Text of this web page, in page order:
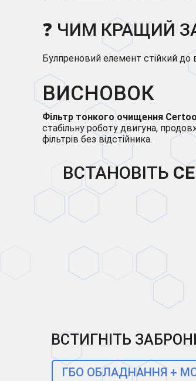
❓ ЧИМ КРАЩИЙ
Булпреновий елемент стійкий до
ВИСНОВОК
Фільтр тонкого очищення
стабільну роботу двигуна,
фільтрів без відстійника.
ВСТАНОВІТЬ
ВСТИГНІТЬ
ГБО ОБЛАДНАННЯ +